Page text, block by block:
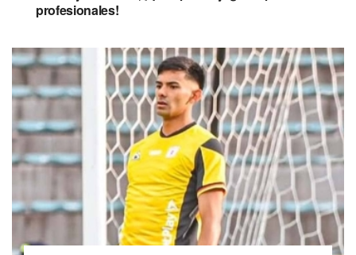
profesionales!